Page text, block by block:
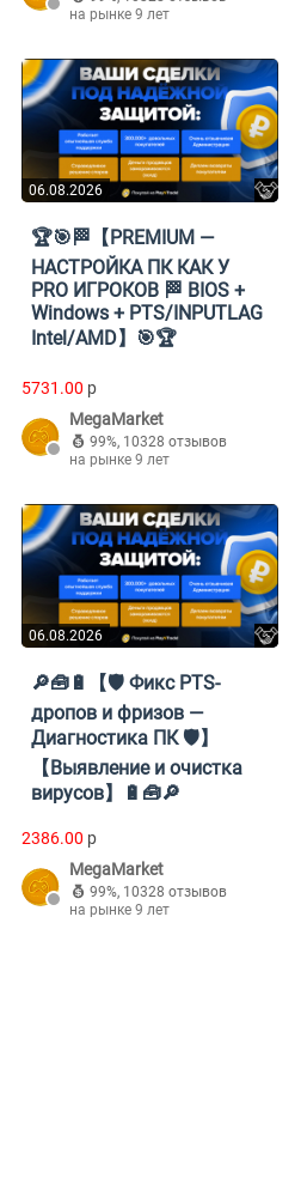
на рынке 9 лет
06.08.2026
🏆🎯🏁【PREMIUM —
НАСТРОЙКА ПК КАК У
PRO ИГРОКОВ 🏁 BIOS +
Windows + PTS/INPUTLAG
Intel/AMD】🎯🏆
5731.00 p
MegaMarket
99%, 10328 отзывов
на рынке 9 лет
06.08.2026
🔎🧰🔋【🛡️ Фикс PTS-
дропов и фризов —
Диагностика ПК 🛡️】
【Выявление и очистка
вирусов】🔋🧰🔎
2386.00 p
MegaMarket
99%, 10328 отзывов
на рынке 9 лет